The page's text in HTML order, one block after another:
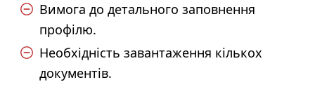
Вимога до детального заповнення
профілю.
Необхідність завантаження кількох
документів.